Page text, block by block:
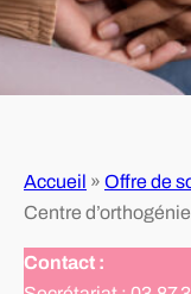
Accueil » Offre de
Centre
Contact :